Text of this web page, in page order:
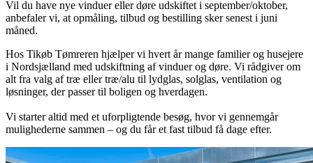
Vil du have nye vinduer eller døre udskiftet i september/oktober,
anbefaler vi, at opmåling, tilbud og bestilling sker senest i juni
måned.
Hos Tikøb Tømreren hjælper vi hvert år mange familier og husejere
i Nordsjælland med udskiftning af vinduer og døre. Vi rådgiver om
alt fra valg af træ eller træ/alu til lydglas, solglas, ventilation og
løsninger, der passer til boligen og hverdagen.
Vi starter altid med et uforpligtende besøg, hvor vi gennemgår
mulighederne sammen – og du får et fast tilbud få dage efter.